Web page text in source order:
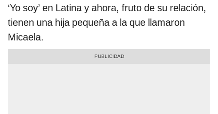
‘Yo soy’ en Latina y ahora, fruto de su relación,
tienen una hija pequeña a la que llamaron
Micaela.